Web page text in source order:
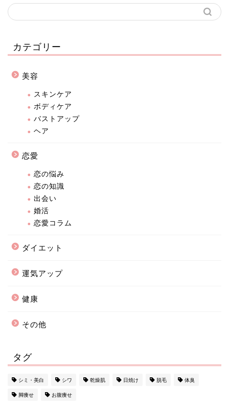
カテゴリー
美容
スキンケア
ボディケア
バストアップ
ヘア
恋愛
恋の悩み
恋の知識
出会い
婚活
恋愛コラム
ダイエット
運気アップ
健康
その他
タグ
シミ・美白 シワ 乾燥肌 日焼け 脱毛 体臭
脚痩せ お腹痩せ